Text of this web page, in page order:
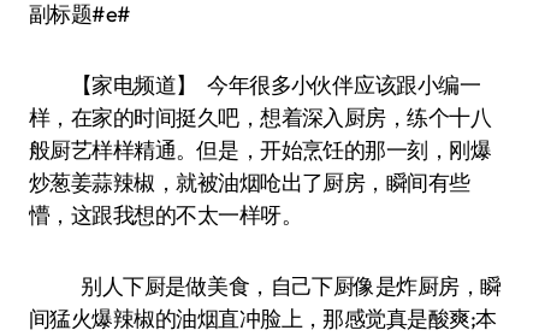
副标题#e#
【家电频道】 今年很多小伙伴应该跟小编一
样，在家的时间挺久吧，想着深入厨房，练个十八
般厨艺样样精通。但是，开始烹饪的那一刻，刚爆
炒葱姜蒜辣椒，就被油烟呛出了厨房，瞬间有些
懵，这跟我想的不太一样呀。
别人下厨是做美食，自己下厨像是炸厨房，瞬
间猛火爆辣椒的油烟直冲脸上，那感觉真是酸爽;本